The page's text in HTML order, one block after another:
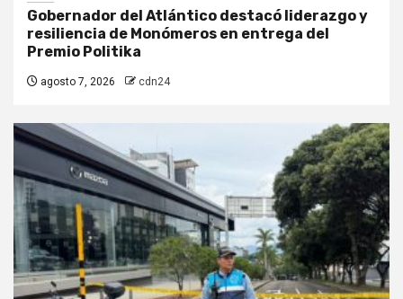
Gobernador del Atlántico destacó liderazgo y
resiliencia de Monómeros en entrega del
Premio Politika
agosto 7, 2026 cdn24